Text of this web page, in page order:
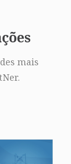
mais